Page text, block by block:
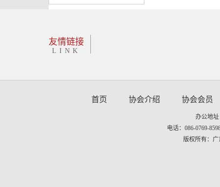
友情链接
LINK
首页 协会介绍 协会会员
办公地
电话：086-0769-
版权所有：